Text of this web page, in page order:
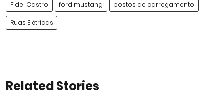
Fidel Castro ford mustang postos de carregamento
Ruas Elétricas
Related Stories